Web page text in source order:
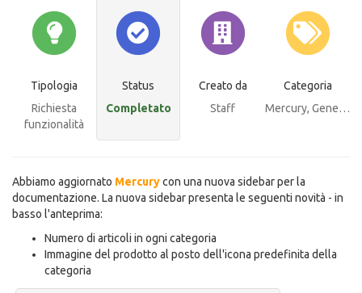
Tipologia
Richiesta
funzionalità
Status
Completato
Creato da
Staff
Categoria
Mercury, Generale
Abbiamo aggiornato Mercurycon una nuova sidebar per la
documentazione. La nuova sidebar presenta le seguenti novità - in
basso l'anteprima:
Numero di articoli in ogni categoria
Immagine del prodotto al posto dell'icona predefinita della
categoria